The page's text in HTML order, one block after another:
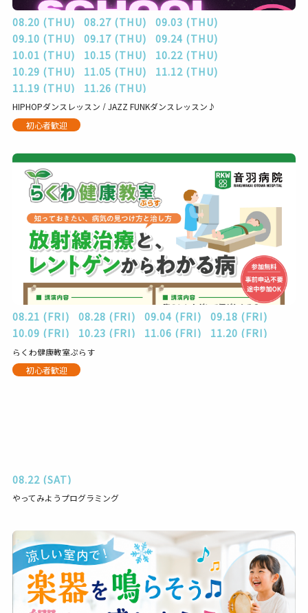
08.20 (THU) 08.27 (THU)
09.03 (THU)
09.10 (THU)
09.17 (THU)
09.24 (THU)
10.01 (THU)
10.15 (THU)
10.22 (THU)
10.29 (THU)
11.05 (THU)
11.12 (THU)
11.19 (THU)
11.26 (THU)
HIPHOPダンスレッスン / JAZZ FUNKダンスレッスン♪
初心者歓迎
08.21 (FRI) 08.28 (FRI) 09.04 (FRI)
09.18 (FRI)
10.09 (FRI)
10.23 (FRI) 11.06 (FRI) 11.20 (FRI)
らくわ健康教室ぷらす
初心者歓迎
08.22 (SAT)
やってみようプログラミング